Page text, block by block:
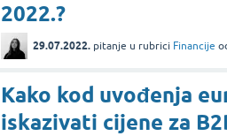
2022.?
29.07.2022. pitanje u rubrici Financije
Kako kod uvođenja
iskazivati cijene za